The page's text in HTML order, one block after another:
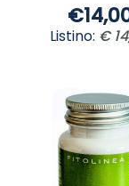
Listino: €